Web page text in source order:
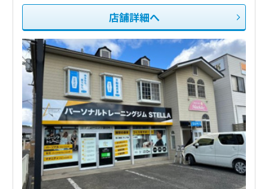
店舗詳細へ